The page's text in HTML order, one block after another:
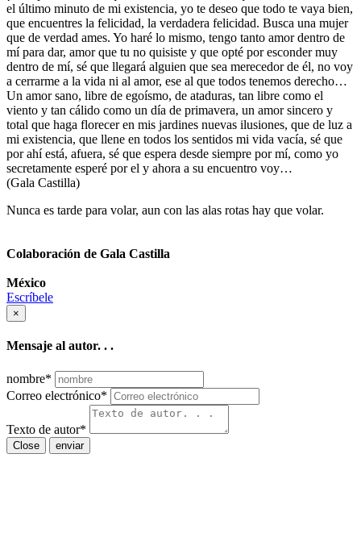
el último minuto de mi existencia, yo te deseo que todo te vaya bien,
que encuentres la felicidad, la verdadera felicidad. Busca una mujer
que de verdad ames. Yo haré lo mismo, tengo tanto amor dentro de
mí para dar, amor que tu no quisiste y que opté por esconder muy
dentro de mí, sé que llegará alguien que sea merecedor de él, no voy
a cerrarme a la vida ni al amor, ese al que todos tenemos derecho…
Un amor sano, libre de egoísmo, de ataduras, tan libre como el
viento y tan cálido como un día de primavera, un amor sincero y
total que haga florecer en mis jardines nuevas ilusiones, que de luz a
mi existencia, que llene en todos los sentidos mi vida vacía, sé que
por ahí está, afuera, sé que espera desde siempre por mí, como yo
secretamente esperé por el y ahora a su encuentro voy…
(Gala Castilla)
Nunca es tarde para volar, aun con las alas rotas hay que volar.
Colaboración de Gala Castilla
México
Escríbele
×
Mensaje al autor. . .
nombre*
Correo electrónico*
Texto de autor*
Close enviar